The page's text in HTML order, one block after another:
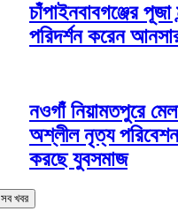
চাঁপাইনবাবগঞ্জের পূজা
পরিদর্শন করেন
নওগাঁ নিয়ামতপুরে
অশ্লীল নৃত্য
করছে যুবসমাজ
সব খবর